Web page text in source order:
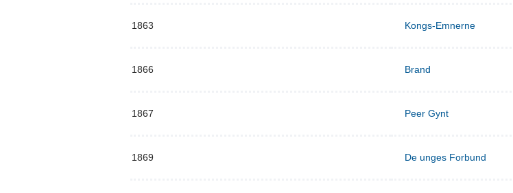
1863 Kongs-Emnerne
1866 Brand
1867 Peer Gynt
1869 De unges Forbund